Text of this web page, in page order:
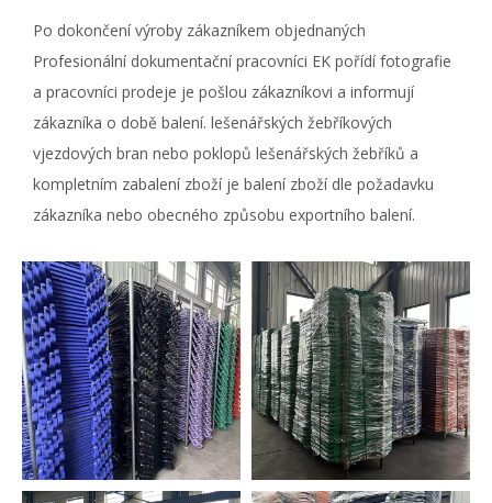
Po dokončení výroby zákazníkem objednaných
Profesionální dokumentační pracovníci EK pořídí fotografie
a pracovníci prodeje je pošlou zákazníkovi a informují
zákazníka o době balení. lešenářských žebříkových
vjezdových bran nebo poklopů lešenářských žebříků a
kompletním zabalení zboží je balení zboží dle požadavku
zákazníka nebo obecného způsobu exportního balení.